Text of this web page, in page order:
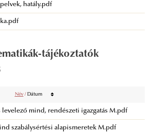
hatály.pdf
tájékoztatók
Név/ Dátum
mind, rendészeti igazgatás M.pdf
szabálysértési alapismeretek M.pdf